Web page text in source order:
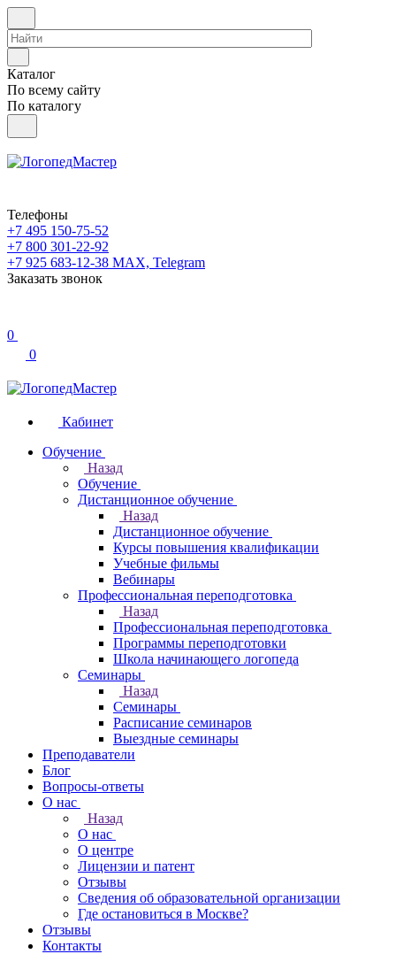
Каталог
По всему сайту
По каталогу
Телефоны
+7 495 150-75-52
+7 800 301-22-92
+7 925 683-12-38 MAX, Telegram
Заказать звонок
0
0
Кабинет
Обучение
Назад
Обучение
Дистанционное обучение
Назад
Дистанционное обучение
Курсы повышения квалификации
Учебные фильмы
Вебинары
Профессиональная переподготовка
Назад
Профессиональная переподготовка
Программы переподготовки
Школа начинающего логопеда
Семинары
Назад
Семинары
Расписание семинаров
Выездные семинары
Преподаватели
Блог
Вопросы-ответы
О нас
Назад
О нас
О центре
Лицензии и патент
Отзывы
Сведения об образовательной организации
Где остановиться в Москве?
Отзывы
Контакты